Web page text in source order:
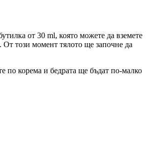
от 30 ml, която можете да вземете
От този момент тялото ще започне да
по корема и бедрата ще бъдат по-малко